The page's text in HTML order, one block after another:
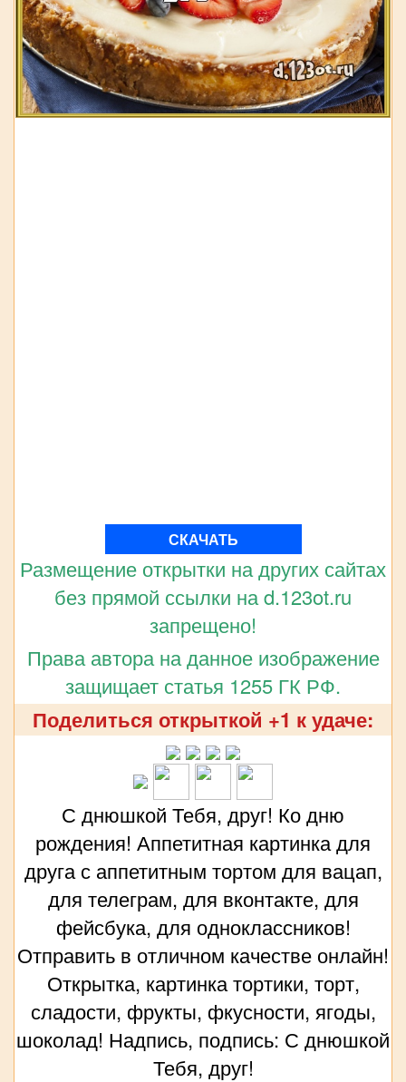
СКАЧАТЬ
Размещение открытки на других сайтах
без прямой ссылки на d.123ot.ru
запрещено!
Права автора на данное изображение
защищает статья 1255 ГК РФ.
Поделиться открыткой +1 к удаче:
С днюшкой Тебя, друг! Ко дню
рождения! Аппетитная картинка для
друга с аппетитным тортом для вацап,
для телеграм, для вконтакте, для
фейсбука, для одноклассников!
Отправить в отличном качестве онлайн!
Открытка, картинка тортики, торт,
сладости, фрукты, фкусности, ягоды,
шоколад! Надпись, подпись: С днюшкой
Тебя, друг!